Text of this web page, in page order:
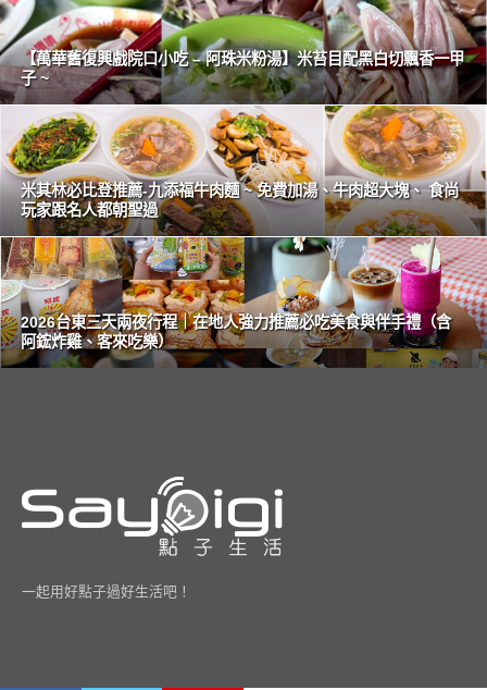
【萬華舊復興戲院口小吃 – 阿珠米粉湯】米苔目配黑白切飄香一甲
子 ~
米其林必比登推薦-九添福牛肉麵 ~ 免費加湯、牛肉超大塊、 食尚
玩家跟名人都朝聖過
2026台東三天兩夜行程｜在地人強力推薦必吃美食與伴手禮（含
阿鋐炸雞、客來吃樂）
一起用好點子過好生活吧！